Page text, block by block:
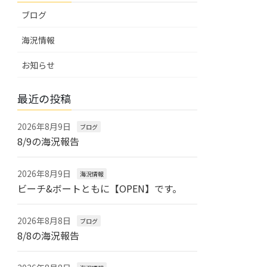
ブログ
海況情報
お知らせ
最近の投稿
2026年8月9日 ブログ
8/9の海況報告
2026年8月9日 海況情報
ビーチ&ボートともに【OPEN】です。
2026年8月8日 ブログ
8/8の海況報告